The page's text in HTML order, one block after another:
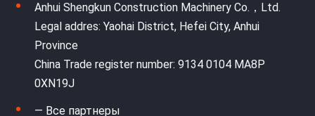
Anhui Shengkun Construction Machinery Co.，Ltd.
Legal addres: Yaohai District, Hefei City, Anhui
Province
China Trade register number: 9134 0104 MA8P
0XN19J
— Все партнеры